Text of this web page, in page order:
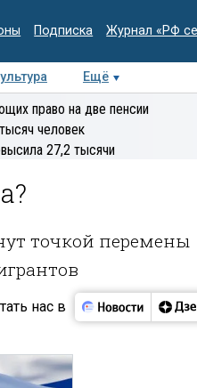
Подписка Журнал «РФ
Ещё
Колумнисты
Деловая
право на две пенсии
человек
27,2 тысячи
точкой перемены
нас в